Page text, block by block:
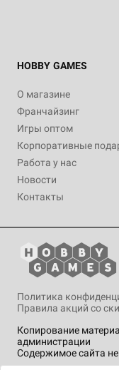
HOBBY GAMES
О магазине
Франчайзинг
Игры оптом
Корпоративные
Работа у нас
Новости
Контакты
Копирование
администрации
Содержимое сайта
Политика
Правила акций со